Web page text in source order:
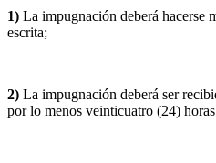
1) La impugnación deberá hacerse
escrita;
2) La impugnación deberá ser
por lo menos veinticuatro (24)